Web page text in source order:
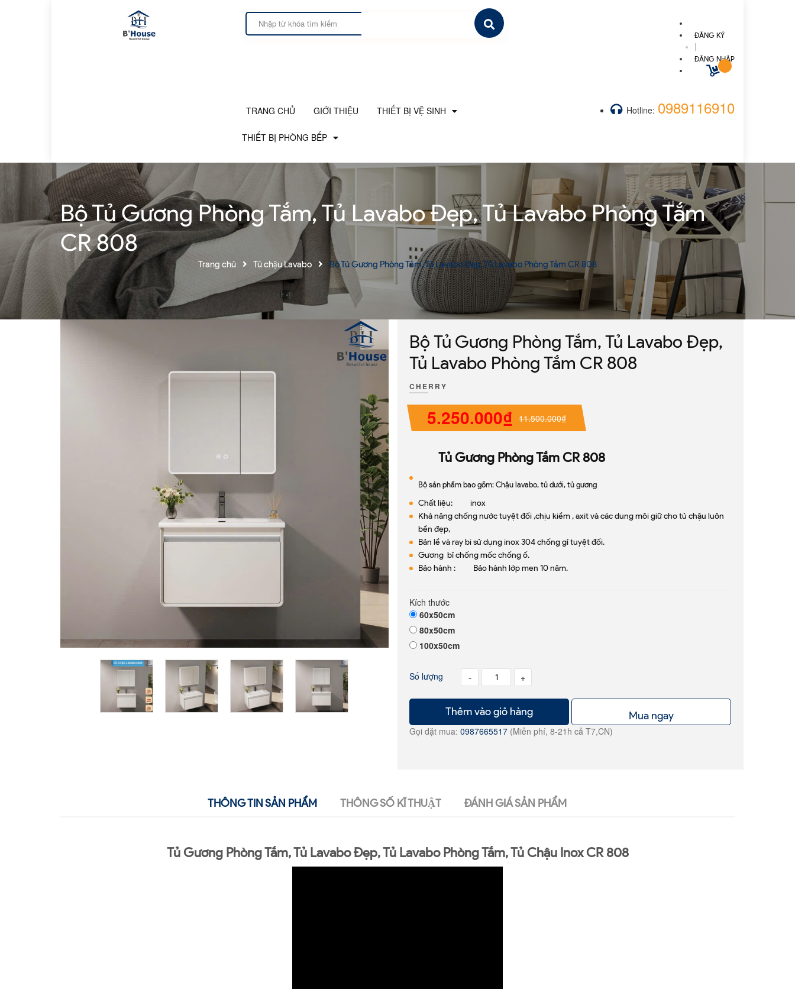
ĐĂNG KÝ
ĐĂNG NHẬP
TRANG CHỦ GIỚI THIỆU THIẾT BỊ VỆ SINH
THIẾT BỊ PHÒNG BẾP
Hotline: 0989116910
Bộ Tủ Gương Phòng Tắm, Tủ Lavabo Đẹp, Tủ Lavabo Phòng Tắm
CR 808
Trang chủ Tủ chậu Lavabo Bộ Tủ Gương Phòng Tắm, Tủ Lavabo Đẹp, Tủ Lavabo Phòng Tắm CR 808
Bộ Tủ Gương Phòng Tắm, Tủ Lavabo Đẹp,
Tủ Lavabo Phòng Tắm CR 808
CHERRY
5.250.000₫ 11.500.000₫
Tủ Gương Phòng Tắm CR 808
Bộ sản phẩm bao gồm: Chậu lavabo, tủ dưới, tủ gương
Chất liệu: inox
Khả năng chống nước tuyệt đối ,chịu kiềm , axit và các dung môi giữ cho tủ chậu luôn
bền đẹp,
Bản lề và ray bi sử dụng inox 304 chống gỉ tuyệt đối.
Gương bỉ chống mốc chống ố.
Bảo hành : Bảo hành lớp men 10 năm.
Kích thước
60x50cm
80x50cm
100x50cm
Số lượng - +
Thêm vào giỏ hàng Mua ngay
Gọi đặt mua: 0987665517 (Miễn phí, 8-21h cả T7,CN)
THÔNG TIN SẢN PHẨM THÔNG SỐ KĨ THUẬT ĐÁNH GIÁ SẢN PHẨM
Tủ Gương Phòng Tắm, Tủ Lavabo Đẹp, Tủ Lavabo Phòng Tắm, Tủ Chậu Inox CR 808